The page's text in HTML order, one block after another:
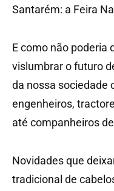
Santarém: a Feira
E como não poderia
vislumbrar o futuro
da nossa sociedade
engenheiros,
até companheiros
Novidades que
tradicional de